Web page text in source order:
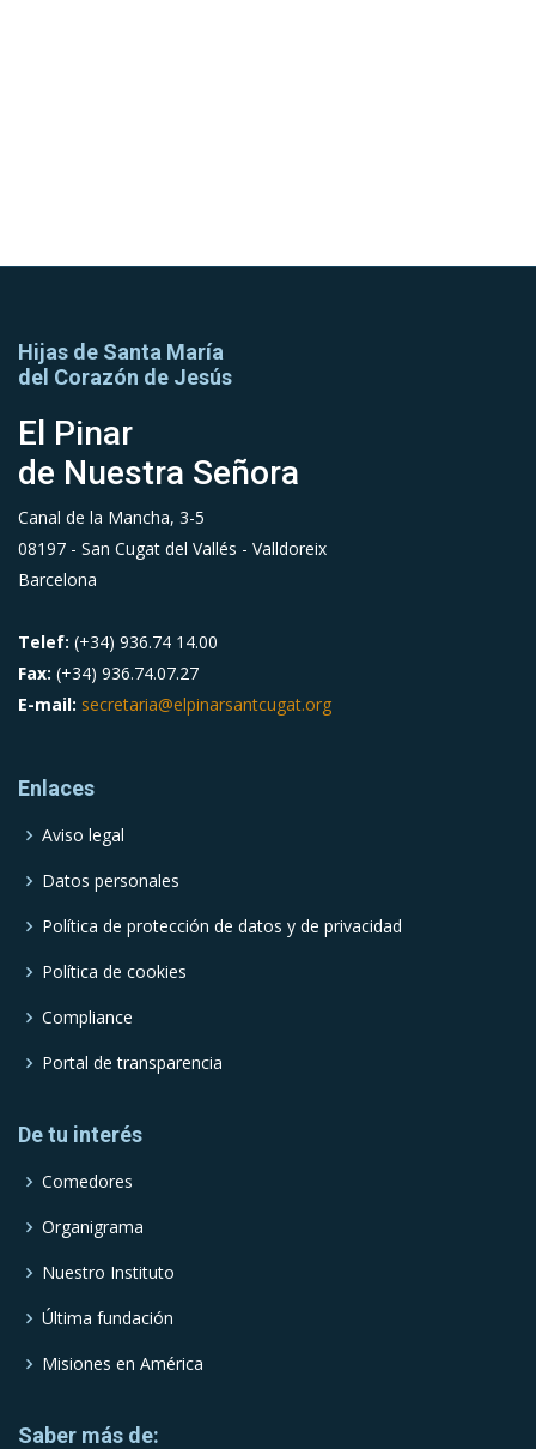
Hijas de Santa María
del Corazón de Jesús
El Pinar
de Nuestra Señora
Canal de la Mancha, 3-5
08197 - San Cugat del Vallés - Valldoreix
Barcelona
Telef: (+34) 936.74 14.00
Fax: (+34) 936.74.07.27
E-mail: secretaria@elpinarsantcugat.org
Enlaces
Aviso legal
Datos personales
Política de protección de datos y de privacidad
Política de cookies
Compliance
Portal de transparencia
De tu interés
Comedores
Organigrama
Nuestro Instituto
Última fundación
Misiones en América
Saber más de: